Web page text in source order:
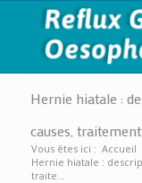
Hernie hiatale :
causes, traitement
Vous êtes ici : Accueil
Hernie hiatale :
traite...